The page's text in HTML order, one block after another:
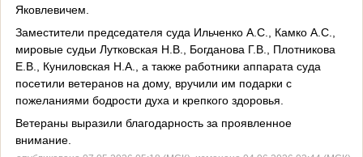
Яковлевичем.
Заместители председателя суда Ильченко А.С., Камко А.С.,
мировые судьи Лутковская Н.В., Богданова Г.В., Плотникова
Е.В., Куниловская Н.А., а также работники аппарата суда
посетили ветеранов на дому, вручили им подарки с
пожеланиями бодрости духа и крепкого здоровья.
Ветераны выразили благодарность за проявленное
внимание.